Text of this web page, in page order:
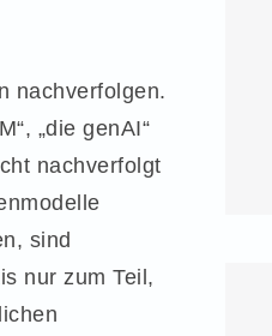
nachverfolgen.
„die genAI“
nachverfolgt
sind
nur zum Teil,